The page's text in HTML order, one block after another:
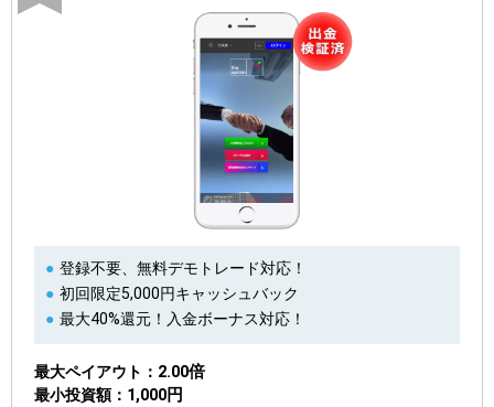
登録不要、無料デモトレード対応！
初回限定5,000円キャッシュバック
最大40%還元！入金ボーナス対応！
最大ペイアウト 2.00倍
最小投資額 1,000円